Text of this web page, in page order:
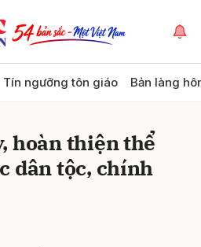
Tín ngưỡng tôn giáo Bản làng
hoàn thiện thể
dân tộc, chính